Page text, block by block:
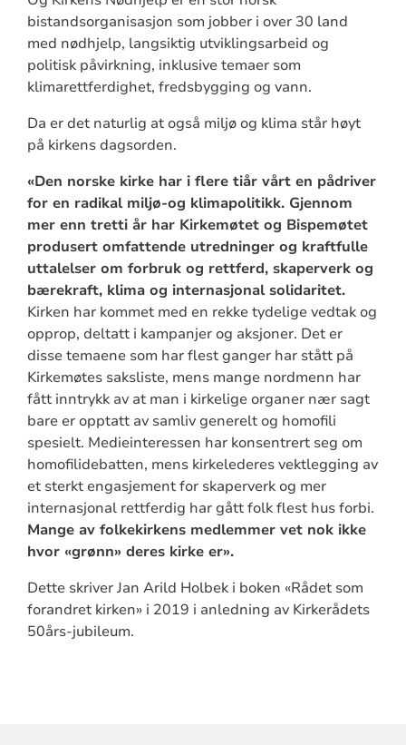
bistandsorganisasjon som jobber i over 30 land
med nødhjelp, langsiktig utviklingsarbeid og
politisk påvirkning, inklusive temaer som
klimarettferdighet, fredsbygging og vann.
Da er det naturlig at også miljø og klima står høyt
på kirkens dagsorden.
«Den norske kirke har i flere tiår vårt en pådriver
for en radikal miljø-og klimapolitikk. Gjennom
mer enn tretti år har Kirkemøtet og Bispemøtet
produsert omfattende utredninger og kraftfulle
uttalelser om forbruk og rettferd, skaperverk og
bærekraft, klima og internasjonal solidaritet.
Kirken har kommet med en rekke tydelige vedtak og
opprop, deltatt i kampanjer og aksjoner. Det er
disse temaene som har flest ganger har stått på
Kirkemøtes saksliste, mens mange nordmenn har
fått inntrykk av at man i kirkelige organer nær sagt
bare er opptatt av samliv generelt og homofili
spesielt. Medieinteressen har konsentrert seg om
homofilidebatten, mens kirkelederes vektlegging av
et sterkt engasjement for skaperverk og mer
internasjonal rettferdig har gått folk flest hus forbi.
Mange av folkekirkens medlemmer vet nok ikke
hvor «grønn» deres kirke er».
Dette skriver Jan Arild Holbek i boken «Rådet som
forandret kirken» i 2019 i anledning av Kirkerådets
50års-jubileum.